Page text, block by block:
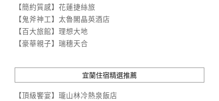
【簡約質感】花蓮捷絲旅
【鬼斧神工】太魯閣晶英酒店
【百大旅館】理想大地
【豪華親子】瑞穗天合
宜蘭住宿精選推薦
【頂級饗宴】瓏山林冷熱泉飯店